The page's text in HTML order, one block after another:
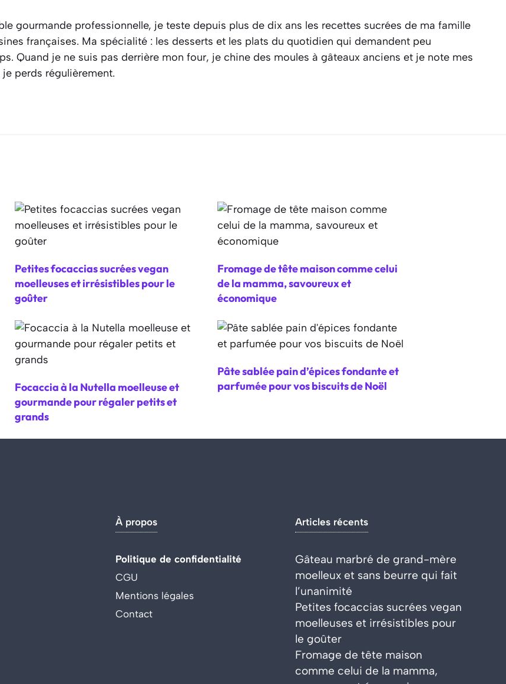
gourmande professionnelle, je teste depuis plus de dix ans les recettes sucrées de ma famille
françaises. Ma spécialité : les desserts et les plats du quotidien qui demandent peu
Quand je ne suis pas derrière mon four, je chine des moules à gâteaux anciens et je note mes
perds régulièrement.
Petites focaccias sucrées vegan
moelleuses et irrésistibles pour le
goûter
Fromage de tête maison comme celui
de la mamma, savoureux et
économique
Focaccia à la Nutella moelleuse et
gourmande pour régaler petits et
grands
Pâte sablée pain d’épices fondante et
parfumée pour vos biscuits de Noël
À propos
Politique de confidentialité
CGU
Mentions légales
Contact
Articles récents
Gâteau marbré de grand-mère
moelleux et sans beurre qui fait
l’unanimité
Petites focaccias sucrées vegan
moelleuses et irrésistibles pour
le goûter
Fromage de tête maison
comme celui de la mamma,